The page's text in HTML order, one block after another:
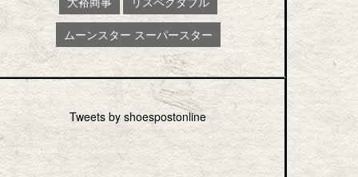
ムーンスター スーパースター
Tweets by shoespostonline